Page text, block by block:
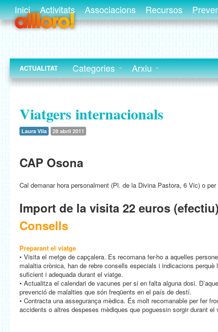
Inici Activitats Associacions Recursos
ACTUALITAT Categories Arxiu
Viatgers internacionals
Laura Vila 28 abril 2011
CAP Osona
Cal demanar hora personalment (Pl. de la Divina Pastora, 6 Vic) o
Import de la visita 22 euros
Consells
Preparant el viatge
• Visita el metge de capçalera. Es recomana fer-ho a aquelles
malaltia crònica, han de rebre consells especials i indicacions
suficient i adequada durant el viatge.
• Actualitza el calendari de vacunes per si en falta alguna dosi.
prevenció de malalties que són freqüents en el país de destí.
• Contracta una assegurança mèdica. És molt recomanable per fer
accidents o altres despeses mèdiques que poguessin sorgir durant el